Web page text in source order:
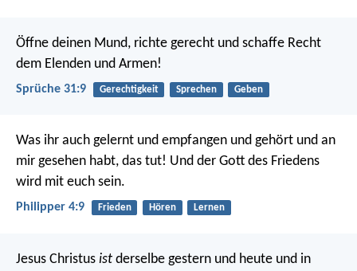
Öffne deinen Mund, richte gerecht und schaffe Recht
dem Elenden und Armen!
Sprüche 31:9 Gerechtigkeit Sprechen Geben
Was ihr auch gelernt und empfangen und gehört und an
mir gesehen habt, das tut! Und der Gott des Friedens
wird mit euch sein.
Philipper 4:9 Frieden Hören Lernen
Jesus Christus ist derselbe gestern und heute und in